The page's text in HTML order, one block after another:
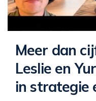
Meer dan
Leslie en
in strategie